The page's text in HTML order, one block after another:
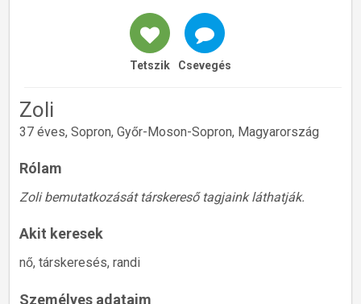
Tetszik Csevegés
Zoli
37 éves, Sopron, Győr-Moson-Sopron, Magyarország
Rólam
Zoli bemutatkozását társkereső tagjaink láthatják.
Akit keresek
nő, társkeresés, randi
Személyes adataim